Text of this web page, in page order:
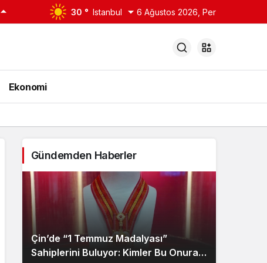
30 ° Istanbul 6 Ağustos 2026, Per
Ekonomi
Gündemden Haberler
Çin’de “1 Temmuz Madalyası”
Sahiplerini Buluyor: Kimler Bu Onura